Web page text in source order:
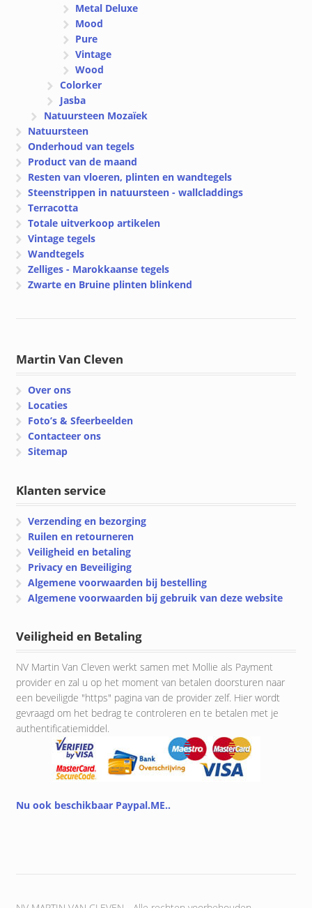
Metal Deluxe
Mood
Pure
Vintage
Wood
Colorker
Jasba
Natuursteen Mozaïek
Natuursteen
Onderhoud van tegels
Product van de maand
Resten van vloeren, plinten en wandtegels
Steenstrippen in natuursteen - wallcladdings
Terracotta
Totale uitverkoop artikelen
Vintage tegels
Wandtegels
Zelliges - Marokkaanse tegels
Zwarte en Bruine plinten blinkend
Martin Van Cleven
Over ons
Locaties
Foto’s & Sfeerbeelden
Contacteer ons
Sitemap
Klanten service
Verzending en bezorging
Ruilen en retourneren
Veiligheid en betaling
Privacy en Beveiliging
Algemene voorwaarden bij bestelling
Algemene voorwaarden bij gebruik van deze website
Veiligheid en Betaling
NV Martin Van Cleven werkt samen met Mollie als Payment
provider en zal u op het moment van betalen doorsturen naar
een beveiligde "https" pagina van de provider zelf. Hier wordt
gevraagd om het bedrag te controleren en te betalen met je
authentificatiemiddel.
Nu ook beschikbaar Paypal.ME..